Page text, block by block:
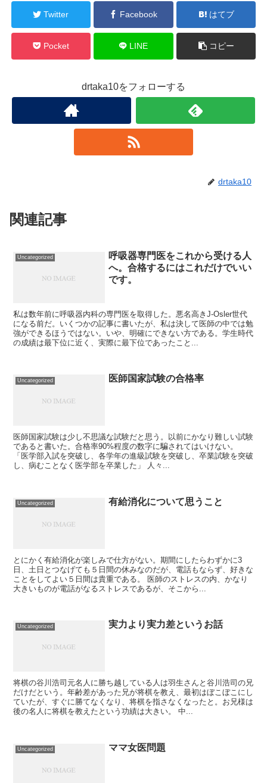
Twitter Facebook はてブ
Pocket LINE コピー
drtaka10をフォローする
drtaka10
関連記事
Uncategorized
呼吸器専門医をこれから受ける人
へ。合格するにはこれだけでいい
です。
私は数年前に呼吸器内科の専門医を取得した。悪名高きJ-Osler世代
になる前だ。いくつかの記事に書いたが、私は決して医師の中では勉
強ができるほうではない。いや、明確にできない方である。学生時代
の成績は最下位に近く、実際に最下位であったこと...
Uncategorized 医師国家試験の合格率
医師国家試験は少し不思議な試験だと思う。以前にかなり難しい試験
であると書いた。合格率90%程度の数字に騙されてはいけない。
「医学部入試を突破し、各学年の進級試験を突破し、卒業試験を突破
し、病むことなく医学部を卒業した」 人々...
Uncategorized 有給消化について思うこと
とにかく有給消化が楽しみで仕方がない。期間にしたらわずかに3
日、土日とつなげても５日間の休みなのだが、電話もならず、好きな
ことをしてよい５日間は貴重である。 医師のストレスの内、かなり
大きいものが電話がなるストレスであるが、そこから...
Uncategorized 実力より実力差というお話
将棋の谷川浩司元名人に勝ち越している人は羽生さんと谷川浩司の兄
だけだという。年齢差があった兄が将棋を教え、最初はぼこぼこにし
ていたが、すぐに勝てなくなり、将棋を指さなくなったと。お兄様は
後の名人に将棋を教えたという功績は大きい。 中...
Uncategorized ママ女医問題